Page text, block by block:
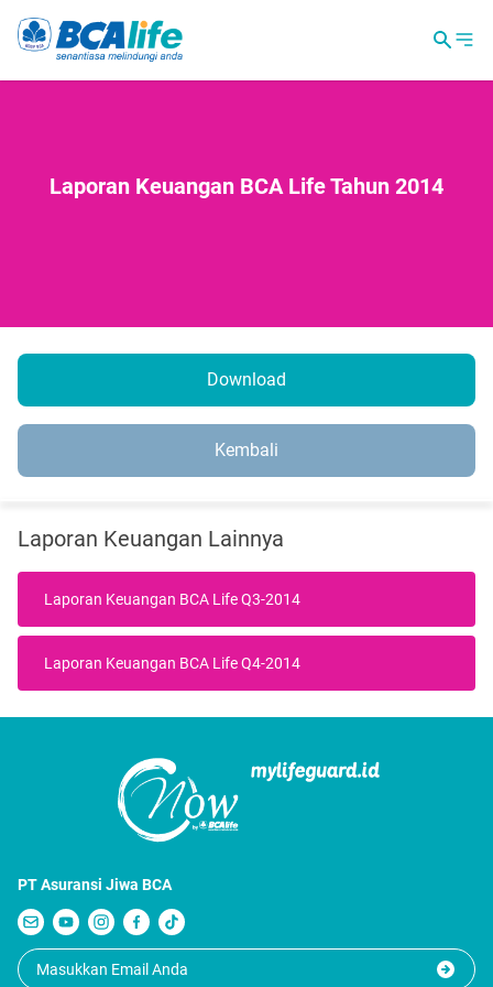
Laporan Keuangan BCA Life Tahun 2014
Download
Kembali
Laporan Keuangan Lainnya
Laporan Keuangan BCA Life Q3-2014
Laporan Keuangan BCA Life Q4-2014
PT Asuransi Jiwa BCA